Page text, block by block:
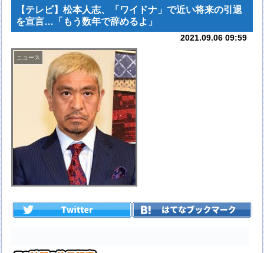
【テレビ】松本人志、「ワイドナ」で近い将来の引退
を宣言…「もう数年で辞めるよ」
2021.09.06 09:59
ニュース